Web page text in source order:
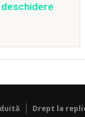
deschidere
Drept la